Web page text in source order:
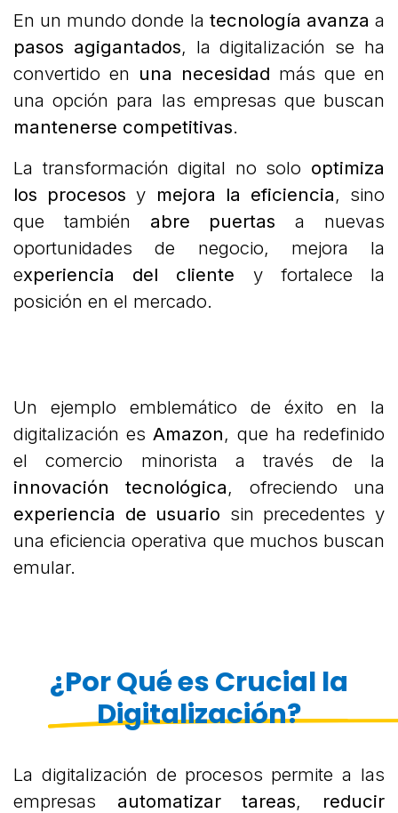
En un mundo donde la tecnología avanza a
pasos agigantados, la digitalización se ha
convertido en una necesidad más que en
una opción para las empresas que buscan
mantenerse competitivas.
La transformación digital no solo optimiza
los procesos y mejora la eficiencia, sino
que también abre puertas a nuevas
oportunidades de negocio, mejora la
experiencia del cliente y fortalece la
posición en el mercado.
Un ejemplo emblemático de éxito en la
digitalización esAmazon, que ha redefinido
el comercio minorista a través de la
innovación tecnológica, ofreciendo una
experiencia de usuario sin precedentes y
una eficiencia operativa que muchos buscan
emular.
¿Por Qué es Crucial la
Digitalización?
La digitalización de procesos permite a las
empresas automatizar tareas, reducir